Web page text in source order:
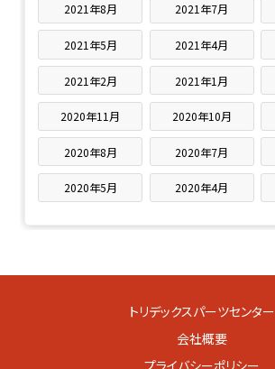
2021年8月 2021年7月
2021年5月 2021年4月
2021年2月 2021年1月
2020年11月 2020年10月
2020年8月 2020年7月
2020年5月 2020年4月
トリデックスパーツセンター
会社概要